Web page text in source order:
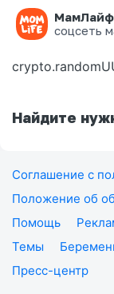
МамЛайф
соцсеть
Ошибка
Найдите
Соглашение с
Положение об
Помощь
Темы
Пресс-центр